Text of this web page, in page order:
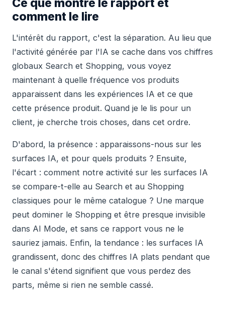
Ce que montre le rapport et
comment le lire
L'intérêt du rapport, c'est la séparation. Au lieu que
l'activité générée par l'IA se cache dans vos chiffres
globaux Search et Shopping, vous voyez
maintenant à quelle fréquence vos produits
apparaissent dans les expériences IA et ce que
cette présence produit. Quand je le lis pour un
client, je cherche trois choses, dans cet ordre.
D'abord, la présence : apparaissons-nous sur les
surfaces IA, et pour quels produits ? Ensuite,
l'écart : comment notre activité sur les surfaces IA
se compare-t-elle au Search et au Shopping
classiques pour le même catalogue ? Une marque
peut dominer le Shopping et être presque invisible
dans AI Mode, et sans ce rapport vous ne le
sauriez jamais. Enfin, la tendance : les surfaces IA
grandissent, donc des chiffres IA plats pendant que
le canal s'étend signifient que vous perdez des
parts, même si rien ne semble cassé.